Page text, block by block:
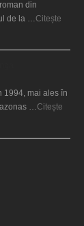
din
de la … Citește
1994, mai ales în
… Citește